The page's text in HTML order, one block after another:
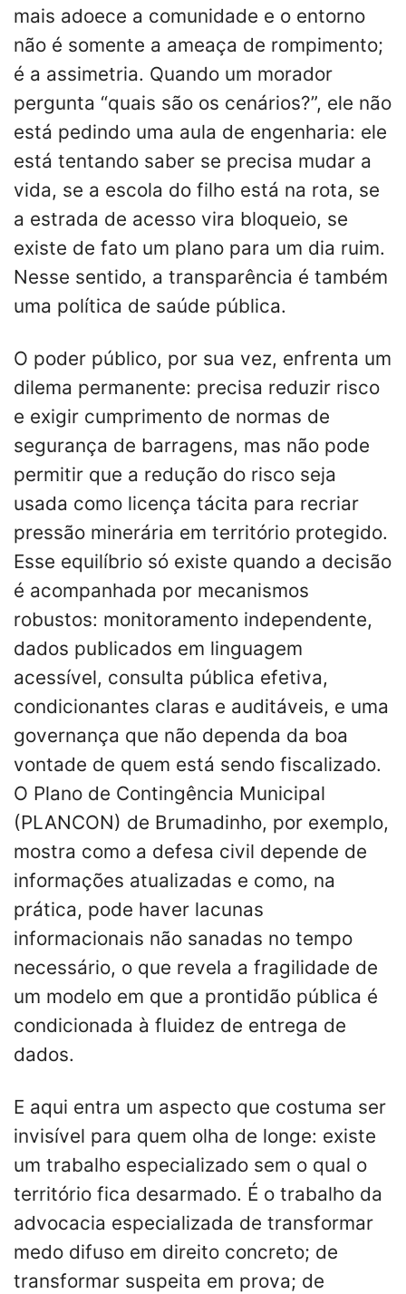
mais adoece a comunidade e o entorno
não é somente a ameaça de rompimento;
é a assimetria. Quando um morador
pergunta “quais são os cenários?”, ele não
está pedindo uma aula de engenharia: ele
está tentando saber se precisa mudar a
vida, se a escola do filho está na rota, se
a estrada de acesso vira bloqueio, se
existe de fato um plano para um dia ruim.
Nesse sentido, a transparência é também
uma política de saúde pública.
O poder público, por sua vez, enfrenta um
dilema permanente: precisa reduzir risco
e exigir cumprimento de normas de
segurança de barragens, mas não pode
permitir que a redução do risco seja
usada como licença tácita para recriar
pressão minerária em território protegido.
Esse equilíbrio só existe quando a decisão
é acompanhada por mecanismos
robustos: monitoramento independente,
dados publicados em linguagem
acessível, consulta pública efetiva,
condicionantes claras e auditáveis, e uma
governança que não dependa da boa
vontade de quem está sendo fiscalizado.
O Plano de Contingência Municipal
(PLANCON) de Brumadinho, por exemplo,
mostra como a defesa civil depende de
informações atualizadas e como, na
prática, pode haver lacunas
informacionais não sanadas no tempo
necessário, o que revela a fragilidade de
um modelo em que a prontidão pública é
condicionada à fluidez de entrega de
dados.
E aqui entra um aspecto que costuma ser
invisível para quem olha de longe: existe
um trabalho especializado sem o qual o
território fica desarmado. É o trabalho da
advocacia especializada de transformar
medo difuso em direito concreto; de
transformar suspeita em prova; de